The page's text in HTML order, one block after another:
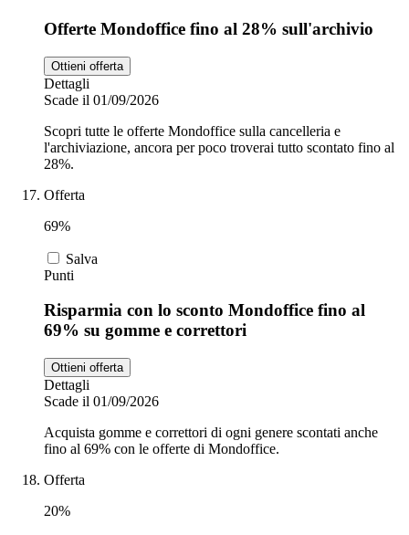
Offerte Mondoffice fino al 28% sull'archivio
Ottieni offerta
Dettagli
Scade il 01/09/2026
Scopri tutte le offerte Mondoffice sulla cancelleria e
l'archiviazione, ancora per poco troverai tutto scontato fino al
28%.
Offerta
69%
Salva
Punti
Risparmia con lo sconto Mondoffice fino al
69% su gomme e correttori
Ottieni offerta
Dettagli
Scade il 01/09/2026
Acquista gomme e correttori di ogni genere scontati anche
fino al 69% con le offerte di Mondoffice.
Offerta
20%